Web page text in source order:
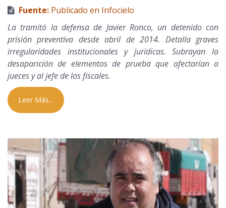
Fuente: Publicado en Infocielo
La tramitó la defensa de Javier Ronco, un detenido con
prisión preventiva desde abril de 2014. Detalla graves
irregularidades institucionales y jurídicas. Subrayan la
desaparición de elementos de prueba que afectarían a
jueces y al jefe de los fiscales.
Leer Más...